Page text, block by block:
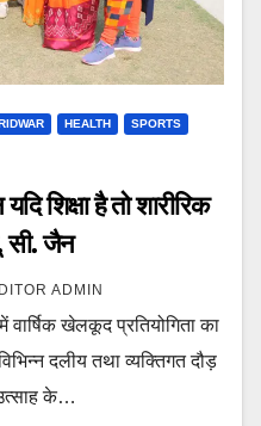
HEALTH SPORTS
शिक्षा है तो शारीरिक
सी. जैन
ADMIN
खेलकूद प्रतियोगिता का
दलीय तथा व्यक्तिगत दौड़
के…